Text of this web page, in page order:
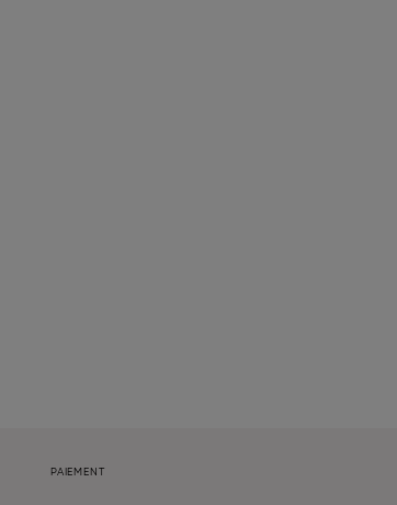
PAIEMENT